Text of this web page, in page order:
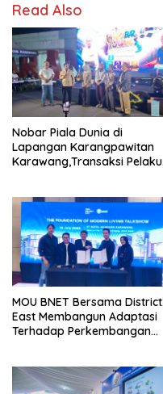
Read Also
Nobar Piala Dunia di
Lapangan Karangpawitan
Karawang,Transaksi Pelaku
MOU BNET Bersama District
East Membangun Adaptasi
Terhadap Perkembangan